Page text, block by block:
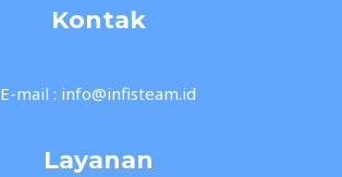
Kontak
E-mail : info@infisteam.id
Layanan